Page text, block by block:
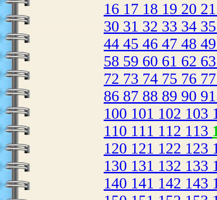
16 17 18 19 20
30 31 32 33 34
44 45 46 47 48
58 59 60 61 62
72 73 74 75 76
86 87 88 89 90
100 101 102 103
110 111 112 113
120 121 122 123
130 131 132 133
140 141 142 143